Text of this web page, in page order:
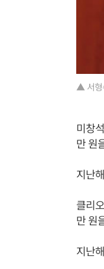
▲ 서형
미창
만 원
지난
클리
만 원
지난